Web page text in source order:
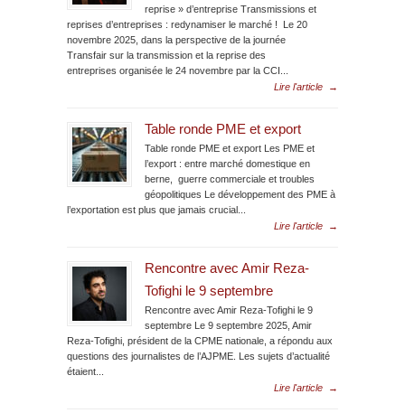
reprise » d’entreprise Transmissions et
reprises d’entreprises : redynamiser le marché ! Le 20
novembre 2025, dans la perspective de la journée
Transfair sur la transmission et la reprise des
entreprises organisée le 24 novembre par la CCI...
Lire l'article
→
Table ronde PME et export
Table ronde PME et export Les PME et
l’export : entre marché domestique en
berne, guerre commerciale et troubles
géopolitiques Le développement des PME à
l’exportation est plus que jamais crucial...
Lire l'article
→
Rencontre avec Amir Reza-
Tofighi le 9 septembre
Rencontre avec Amir Reza-Tofighi le 9
septembre Le 9 septembre 2025, Amir
Reza-Tofighi, président de la CPME nationale, a répondu aux
questions des journalistes de l’AJPME. Les sujets d’actualité
étaient...
Lire l'article
→